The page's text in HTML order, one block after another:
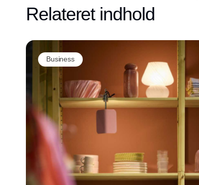
Relateret indhold
Business